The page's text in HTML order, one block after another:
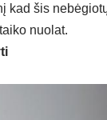
kad šis
nuolat.